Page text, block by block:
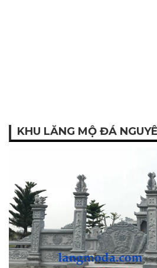
KHU LĂNG MỘ ĐÁ